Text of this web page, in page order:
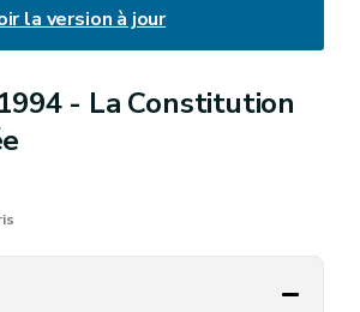
la version à jour
- La Constitution